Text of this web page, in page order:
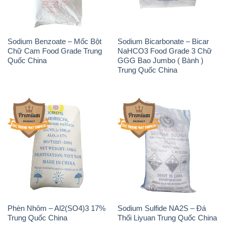
Sodium Benzoate – Mốc Bột
Chữ Cam Food Grade Trung
Quốc China
Sodium Bicarbonate – Bicar
NaHCO3 Food Grade 3 Chữ
GGG Bao Jumbo ( Bành )
Trung Quốc China
Phèn Nhôm – Al2(SO4)3 17%
Trung Quốc China
Sodium Sulfide NA2S – Đá
Thối Liyuan Trung Quốc China